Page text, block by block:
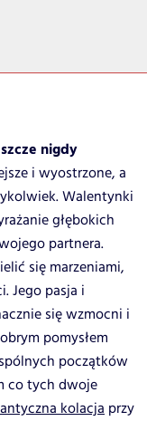
nigdy
i wyostrzone, a
Walentynki
głębokich
partnera.
się marzeniami,
Jego pasja i
się wzmocni i
pomysłem
początków
co tych dwoje
kolacja przy